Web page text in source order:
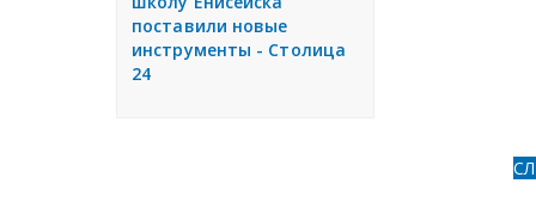
поставили новые
инструменты - Столица
24